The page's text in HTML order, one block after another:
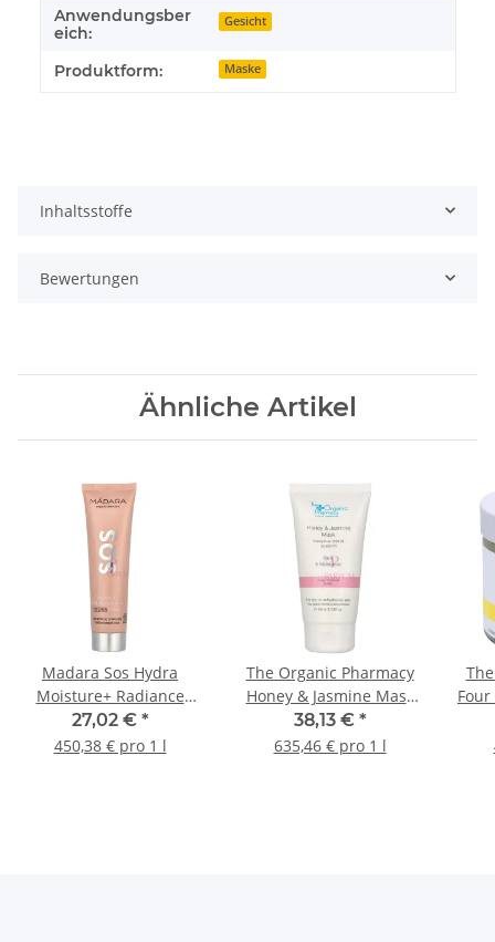
Anwendungsber
eich:
Gesicht
Produktform: Maske
Inhaltsstoffe
Bewertungen
Ähnliche Artikel
Madara Sos Hydra
Moisture+ Radiance
Mask 60ml
27,02 € *
450,38 € pro 1 l
The Organic Pharmacy
Honey & Jasmine Mask
60ml
38,13 € *
635,46 € pro 1 l